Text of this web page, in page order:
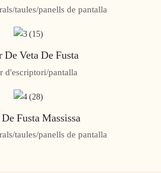
taules/panells de pantalla
De Veta De Fusta
d'escriptori/pantalla
Fusta Massissa
taules/panells de pantalla